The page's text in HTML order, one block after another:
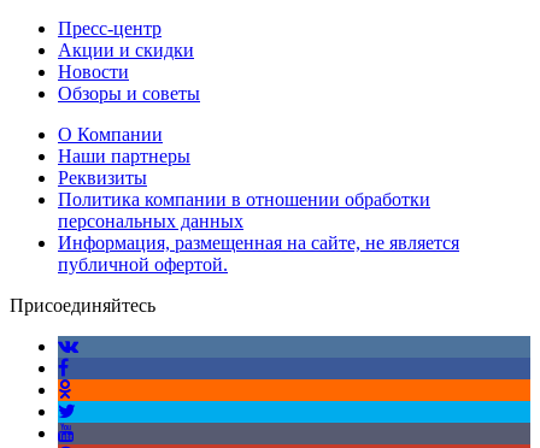
Пресс-центр
Акции и скидки
Новости
Обзоры и советы
О Компании
Наши партнеры
Реквизиты
Политика компании в отношении обработки
персональных данных
Информация, размещенная на сайте, не является
публичной офертой.
Присоединяйтесь